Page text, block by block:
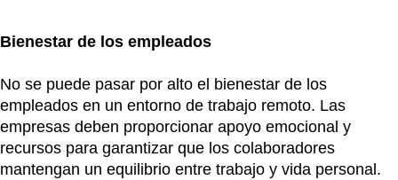
Bienestar de los empleados
No se puede pasar por alto el bienestar de los
empleados en un entorno de trabajo remoto. Las
empresas deben proporcionar apoyo emocional y
recursos para garantizar que los colaboradores
mantengan un equilibrio entre trabajo y vida personal.